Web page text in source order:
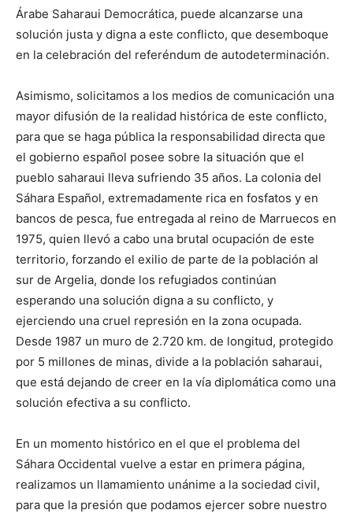
Árabe Saharaui Democrática, puede alcanzarse una
solución justa y digna a este conflicto, que desemboque
en la celebración del referéndum de autodeterminación.
Asimismo, solicitamos a los medios de comunicación una
mayor difusión de la realidad histórica de este conflicto,
para que se haga pública la responsabilidad directa que
el gobierno español posee sobre la situación que el
pueblo saharaui lleva sufriendo 35 años. La colonia del
Sáhara Español, extremadamente rica en fosfatos y en
bancos de pesca, fue entregada al reino de Marruecos en
1975, quien llevó a cabo una brutal ocupación de este
territorio, forzando el exilio de parte de la población al
sur de Argelia, donde los refugiados continúan
esperando una solución digna a su conflicto, y
ejerciendo una cruel represión en la zona ocupada.
Desde 1987 un muro de 2.720 km. de longitud, protegido
por 5 millones de minas, divide a la población saharaui,
que está dejando de creer en la vía diplomática como una
solución efectiva a su conflicto.
En un momento histórico en el que el problema del
Sáhara Occidental vuelve a estar en primera página,
realizamos un llamamiento unánime a la sociedad civil,
para que la presión que podamos ejercer sobre nuestro